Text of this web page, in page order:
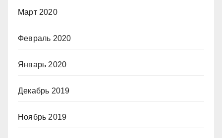
Март 2020
Февраль 2020
Январь 2020
Декабрь 2019
Ноябрь 2019